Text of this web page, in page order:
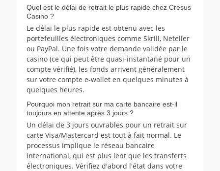
Quel est le délai de retrait le plus rapide chez Cresus
Casino ?
Le délai le plus rapide est obtenu avec les
portefeuilles électroniques comme Skrill, Neteller
ou PayPal. Une fois votre demande validée par le
casino (ce qui peut être quasi-instantané pour un
compte vérifié), les fonds arrivent généralement
sur votre compte e-wallet en quelques minutes à
quelques heures.
Pourquoi mon retrait sur ma carte bancaire est-il
toujours en attente après 3 jours ?
Un délai de 3 jours ouvrables pour un retrait sur
carte Visa/Mastercard est tout à fait normal. Le
processus implique le réseau bancaire
international, qui est plus lent que les transferts
électroniques. Vérifiez d'abord l'état dans votre